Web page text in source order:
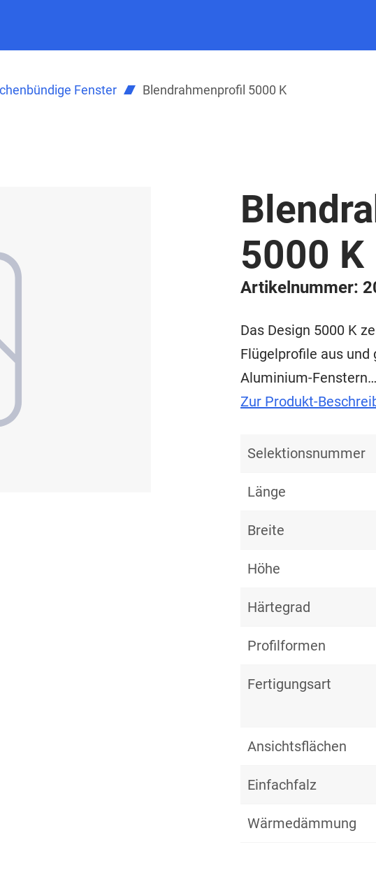
Fenster Blendrahmenprofil 5000 K
5000 K
Artikelnummer:
Das Design 5000 K
Flügelprofile aus und
Aluminium-Fenstern…
Zur Produkt-
Selektionsnummer
Länge
Breite
Höhe
Härtegrad
Profilformen
Fertigungsart
Ansichtsflächen
Einfachfalz
Wärmedämmung